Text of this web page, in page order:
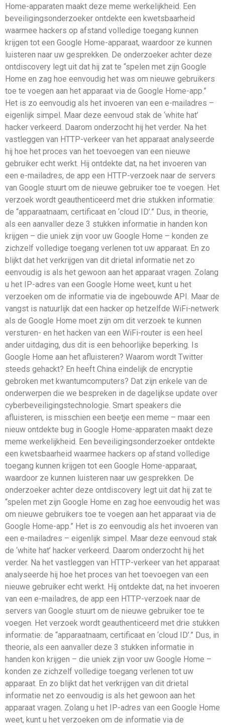
Home-apparaten maakt deze meme werkelijkheid. Een
beveiligingsonderzoeker ontdekte een kwetsbaarheid
waarmee hackers op afstand volledige toegang kunnen
krijgen tot een Google Home-apparaat, waardoor ze kunnen
luisteren naar uw gesprekken. De onderzoeker achter deze
ontdiscovery legt uit dat hij zat te “spelen met zijn Google
Home en zag hoe eenvoudig het was om nieuwe gebruikers
toe te voegen aan het apparaat via de Google Home-app.”
Het is zo eenvoudig als het invoeren van een e-mailadres –
eigenlijk simpel. Maar deze eenvoud stak de ‘white hat’
hacker verkeerd. Daarom onderzocht hij het verder. Na het
vastleggen van HTTP-verkeer van het apparaat analyseerde
hij hoe het proces van het toevoegen van een nieuwe
gebruiker echt werkt. Hij ontdekte dat, na het invoeren van
een e-mailadres, de app een HTTP-verzoek naar de servers
van Google stuurt om de nieuwe gebruiker toe te voegen. Het
verzoek wordt geauthenticeerd met drie stukken informatie:
de “apparaatnaam, certificaat en ‘cloud ID’.” Dus, in theorie,
als een aanvaller deze 3 stukken informatie in handen kon
krijgen – die uniek zijn voor uw Google Home – konden ze
zichzelf volledige toegang verlenen tot uw apparaat. En zo
blijkt dat het verkrijgen van dit drietal informatie net zo
eenvoudig is als het gewoon aan het apparaat vragen. Zolang
u het IP-adres van een Google Home weet, kunt u het
verzoeken om de informatie via de ingebouwde API. Maar de
vangst is natuurlijk dat een hacker op hetzelfde WiFi-netwerk
als de Google Home moet zijn om dit verzoek te kunnen
versturen- en het hacken van een WiFi-router is een heel
ander uitdaging, dus dit is een behoorlijke beperking. Is
Google Home aan het afluisteren? Waarom wordt Twitter
steeds gehackt? En heeft China eindelijk de encryptie
gebroken met kwantumcomputers? Dat zijn enkele van de
onderwerpen die we bespreken in de dagelijkse update over
cyberbeveiligingstechnologie. Smart speakers die
afluisteren, is misschien een beetje een meme – maar een
nieuw ontdekte bug in Google Home-apparaten maakt deze
meme werkelijkheid. Een beveiligingsonderzoeker ontdekte
een kwetsbaarheid waarmee hackers op afstand volledige
toegang kunnen krijgen tot een Google Home-apparaat,
waardoor ze kunnen luisteren naar uw gesprekken. De
onderzoeker achter deze ontdiscovery legt uit dat hij zat te
“spelen met zijn Google Home en zag hoe eenvoudig het was
om nieuwe gebruikers toe te voegen aan het apparaat via de
Google Home-app.” Het is zo eenvoudig als het invoeren van
een e-mailadres – eigenlijk simpel. Maar deze eenvoud stak
de ‘white hat’ hacker verkeerd. Daarom onderzocht hij het
verder. Na het vastleggen van HTTP-verkeer van het apparaat
analyseerde hij hoe het proces van het toevoegen van een
nieuwe gebruiker echt werkt. Hij ontdekte dat, na het invoeren
van een e-mailadres, de app een HTTP-verzoek naar de
servers van Google stuurt om de nieuwe gebruiker toe te
voegen. Het verzoek wordt geauthenticeerd met drie stukken
informatie: de “apparaatnaam, certificaat en ‘cloud ID’.” Dus, in
theorie, als een aanvaller deze 3 stukken informatie in
handen kon krijgen – die uniek zijn voor uw Google Home –
konden ze zichzelf volledige toegang verlenen tot uw
apparaat. En zo blijkt dat het verkrijgen van dit drietal
informatie net zo eenvoudig is als het gewoon aan het
apparaat vragen. Zolang u het IP-adres van een Google Home
weet, kunt u het verzoeken om de informatie via de